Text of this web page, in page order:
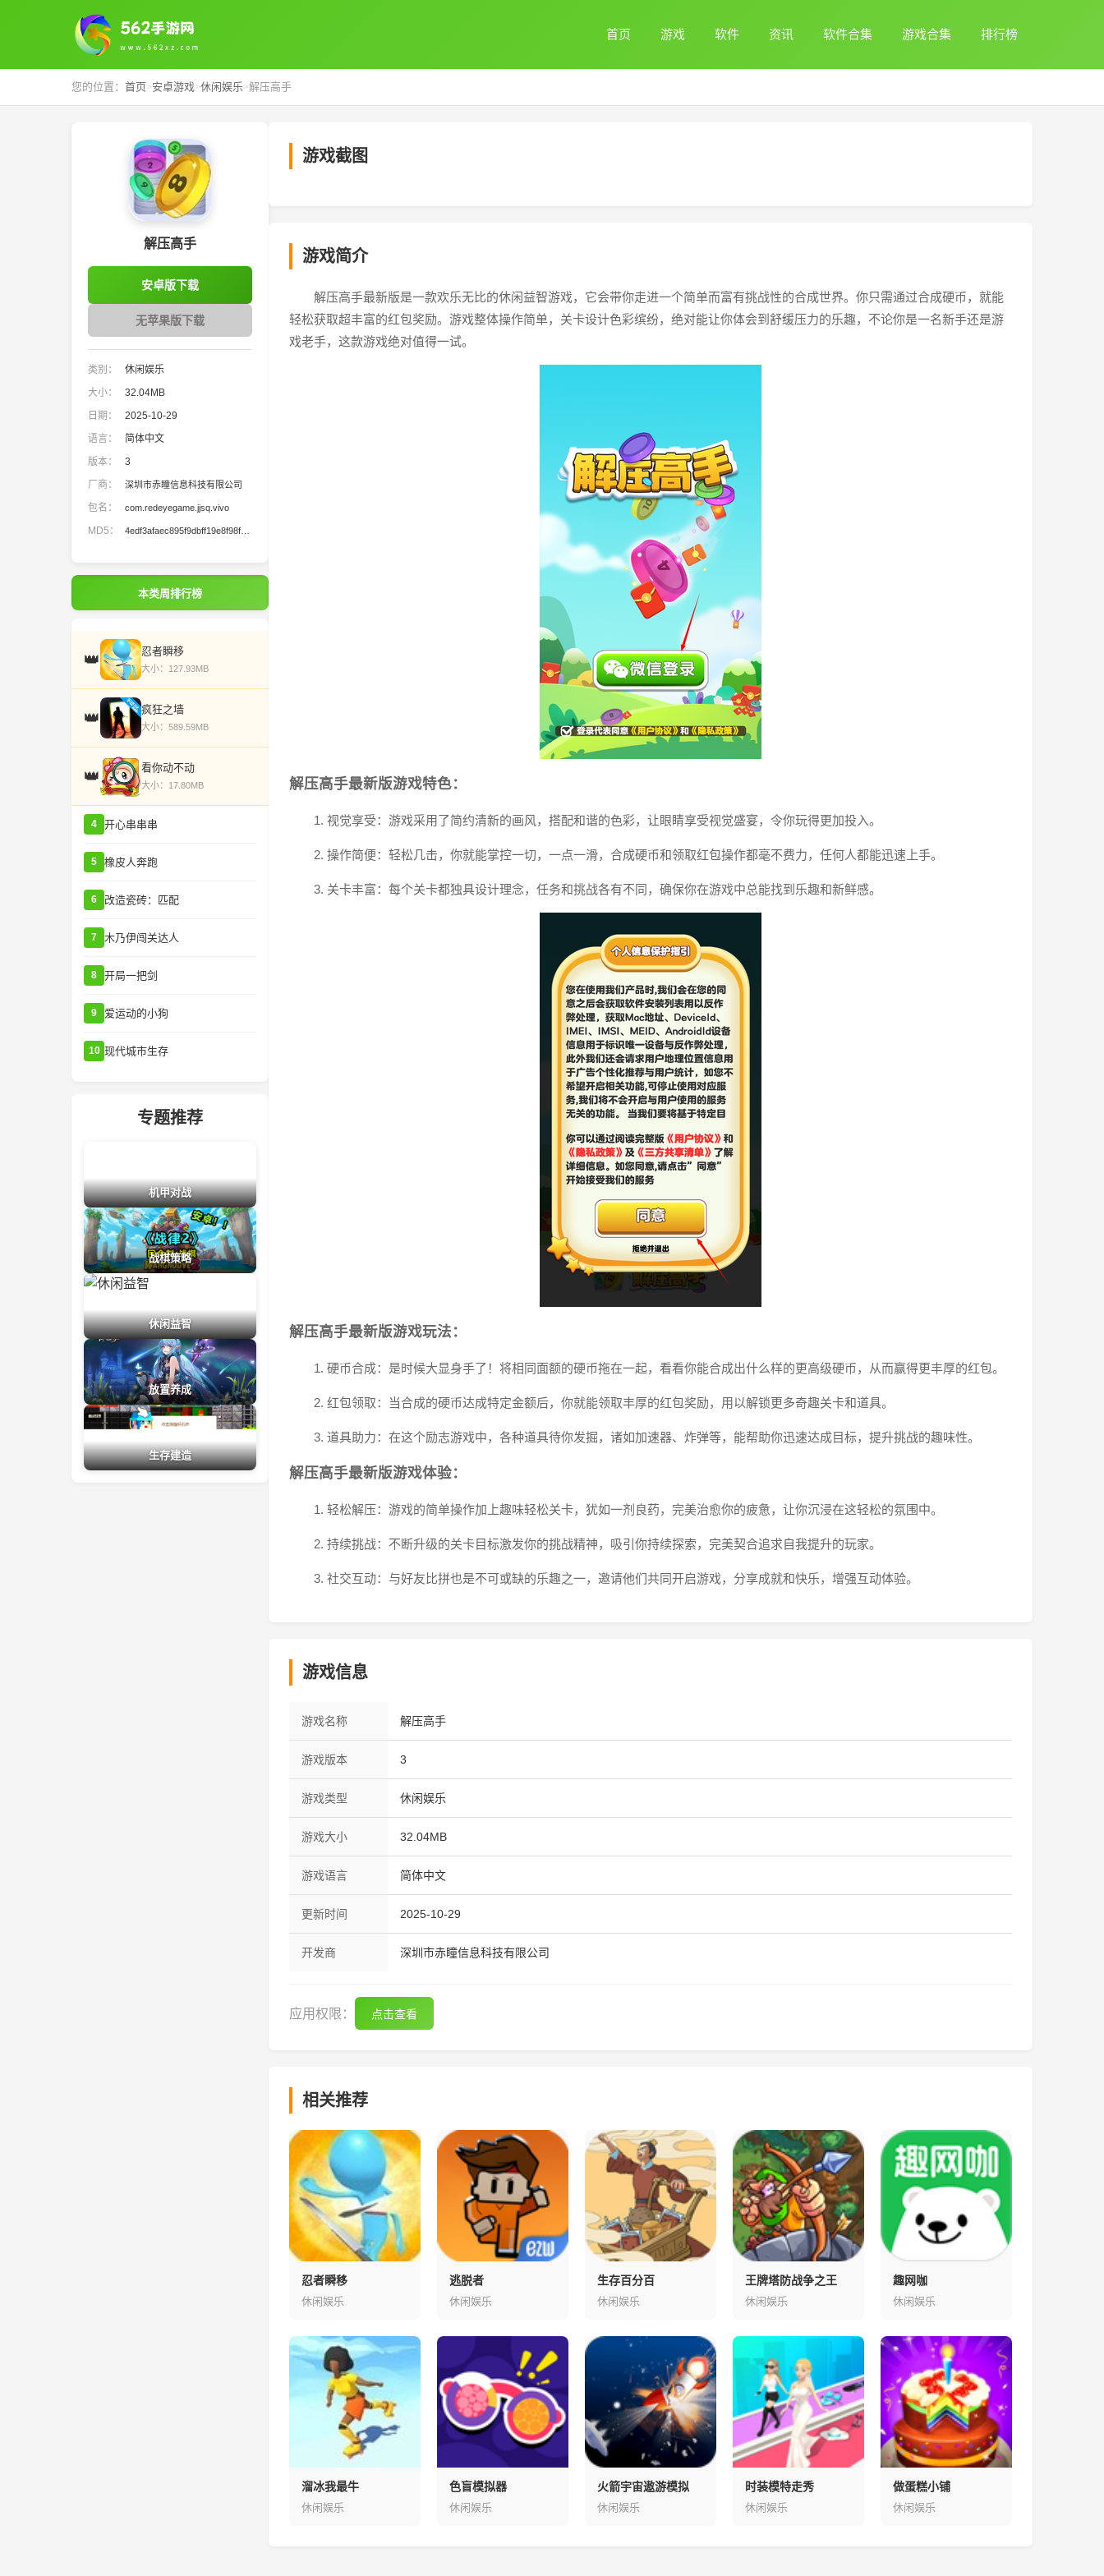
首页 游戏 软件 资讯 软件合集 游戏合集 排行榜
您的位置： 首页>安卓游戏>休闲娱乐>解压高手
解压高手
安卓版下载
无苹果版下载
类别：
休闲娱乐
大小：
32.04MB
日期：
2025-10-29
语言：
简体中文
版本：
3
厂商：
深圳市赤瞳信息科技有限公司
包名： com.redeyegame.jjsq.vivo
MD5：
本类周排行榜
👑 忍者瞬移
大小：127.93MB
👑 疯狂之墙
大小：589.59MB
👑 看你动不动
大小：17.80MB
4 开心串串串
5 橡皮人奔跑
6 改造瓷砖：匹配
7 木乃伊闯关达人
8 开局一把剑
9 爱运动的小狗
10 现代城市生存
专题推荐
机甲对战
战棋策略
休闲益智
放置养成
生存建造
游戏截图
游戏简介
解压高手最新版是一款欢乐无比的休闲益智游戏，它会带你走进一个简单而富有挑战性的合成世界。你只需通过合成硬币，就能
轻松获取超丰富的红包奖励。游戏整体操作简单，关卡设计色彩缤纷，绝对能让你体会到舒缓压力的乐趣，不论你是一名新手还是游
戏老手，这款游戏绝对值得一试。
解压高手最新版游戏特色：
1. 视觉享受：游戏采用了简约清新的画风，搭配和谐的色彩，让眼睛享受视觉盛宴，令你玩得更加投入。
2. 操作简便：轻松几击，你就能掌控一切，一点一滑，合成硬币和领取红包操作都毫不费力，任何人都能迅速上手。
3. 关卡丰富：每个关卡都独具设计理念，任务和挑战各有不同，确保你在游戏中总能找到乐趣和新鲜感。
解压高手最新版游戏玩法：
1. 硬币合成：是时候大显身手了！将相同面额的硬币拖在一起，看看你能合成出什么样的更高级硬币，从而赢得更丰厚的红包。
2. 红包领取：当合成的硬币达成特定金额后，你就能领取丰厚的红包奖励，用以解锁更多奇趣关卡和道具。
3. 道具助力：在这个励志游戏中，各种道具待你发掘，诸如加速器、炸弹等，能帮助你迅速达成目标，提升挑战的趣味性。
解压高手最新版游戏体验：
1. 轻松解压：游戏的简单操作加上趣味轻松关卡，犹如一剂良药，完美治愈你的疲惫，让你沉浸在这轻松的氛围中。
2. 持续挑战：不断升级的关卡目标激发你的挑战精神，吸引你持续探索，完美契合追求自我提升的玩家。
3. 社交互动：与好友比拼也是不可或缺的乐趣之一，邀请他们共同开启游戏，分享成就和快乐，增强互动体验。
游戏信息
游戏名称 解压高手
游戏版本 3
游戏类型 休闲娱乐
游戏大小 32.04MB
游戏语言 简体中文
更新时间 2025-10-29
开发商 深圳市赤瞳信息科技有限公司
应用权限： 点击查看
相关推荐
忍者瞬移
休闲娱乐
逃脱者
休闲娱乐
生存百分百
休闲娱乐
王牌塔防战争之王
休闲娱乐
趣网咖
休闲娱乐
溜冰我最牛
休闲娱乐
色盲模拟器
休闲娱乐
火箭宇宙遨游模拟
休闲娱乐
时装模特走秀
休闲娱乐
做蛋糕小铺
休闲娱乐